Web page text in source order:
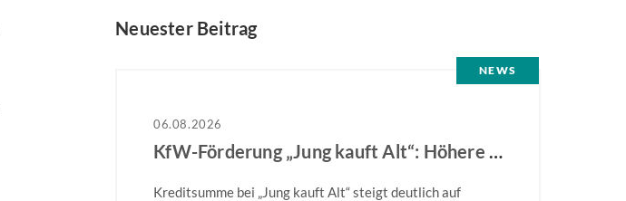
Neuester Beitrag
NEWS
06.08.2026
KfW-Förderung „Jung kauft Alt“: Höhere Kredite ab August 2026
Kreditsumme bei „Jung kauft Alt“ steigt deutlich auf